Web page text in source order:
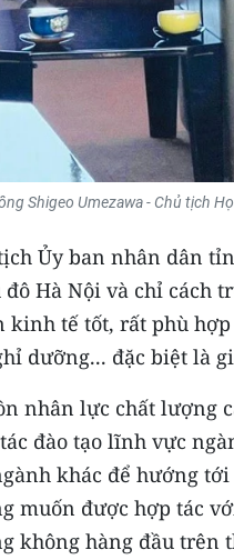
Shigeo Umezawa - Chủ tịch
Ủy ban nhân dân
Hà Nội và chỉ cách
tế tốt, rất phù
dưỡng... đặc biệt là
nhân lực chất lượng
đào tạo lĩnh vực
khác để hướng
muốn được hợp tác
không hàng đầu trên